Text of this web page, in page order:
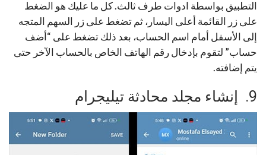
التطبيق بواسطة ادوات طرف ثالث. كل ما عليك هو الضغط
على زر القائمة أعلى اليسار، ثم تضغط على زر السهم المتجه
إلى الأسفل أمام اسم الحساب، بعد ذلك تضغط على “أضف
حساب” لتقوم بإدخال رقم الهاتف الخاص بالحساب الآخر حتى
يتم إضافته.
9. إنشاء مجلد محادثة تيليجرام